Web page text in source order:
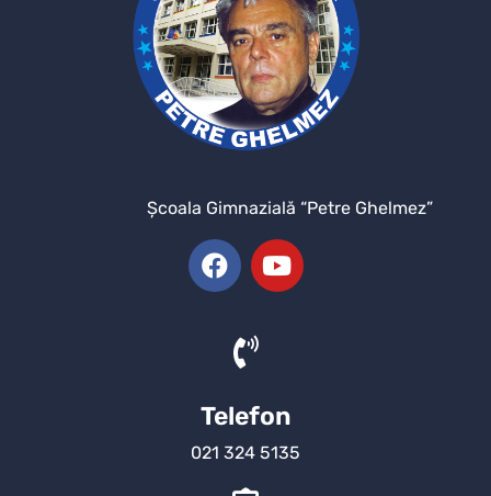
Şcoala Gimnazială “Petre Ghelmez”
Telefon
021 324 5135